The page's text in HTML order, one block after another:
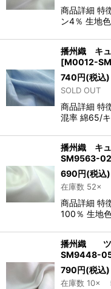
商品詳細 特
ン4％ 生地
播州織 キ
[M0012-
740円(税込)
SOLD OUT
商品詳細 特
混率 綿65/
播州織 キ
SM9563-02
690円(税込)
在庫数 52×
商品詳細 特
100％ 生地
播州織 ツ
SM9448-
790円(税込)
在庫数 10×